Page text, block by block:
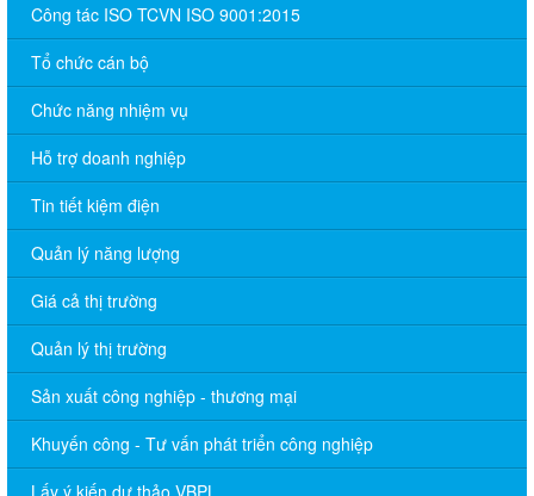
Công tác ISO TCVN ISO 9001:2015
Tổ chức cán bộ
Chức năng nhiệm vụ
Hỗ trợ doanh nghiệp
Tin tiết kiệm điện
Quản lý năng lượng
Giá cả thị trường
Quản lý thị trường
Sản xuất công nghiệp - thương mại
Khuyến công - Tư vấn phát triển công nghiệp
Lấy ý kiến dự thảo VBPL